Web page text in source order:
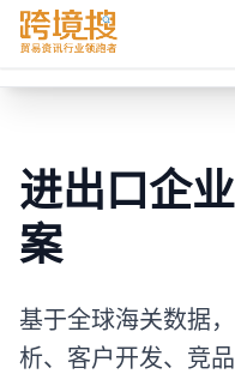
进出口企
案
基于全球海关数据
析、客户开发、竞
展销一体化